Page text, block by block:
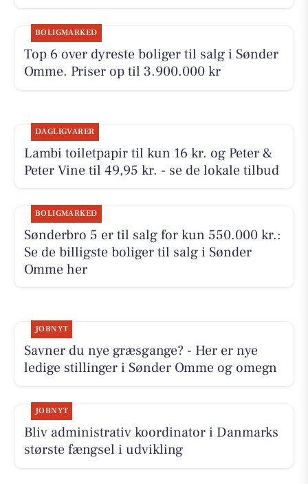
BOLIGMARKED
Top 6 over dyreste boliger til salg i Sønder
Omme. Priser op til 3.900.000 kr
DAGLIGVARER
Lambi toiletpapir til kun 16 kr. og Peter &
Peter Vine til 49,95 kr. - se de lokale tilbud
BOLIGMARKED
Sønderbro 5 er til salg for kun 550.000 kr.:
Se de billigste boliger til salg i Sønder
Omme her
JOBNYT
Savner du nye græsgange? - Her er nye
ledige stillinger i Sønder Omme og omegn
JOBNYT
Bliv administrativ koordinator i Danmarks
største fængsel i udvikling